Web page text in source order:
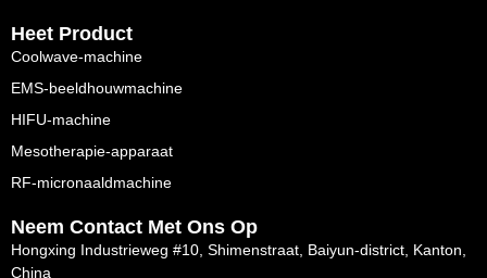
Heet Product
Coolwave-machine
EMS-beeldhouwmachine
HIFU-machine
Mesotherapie-apparaat
RF-micronaaldmachine
Neem Contact Met Ons Op
Hongxing Industrieweg #10, Shimenstraat, Baiyun-district, Kanton,
China